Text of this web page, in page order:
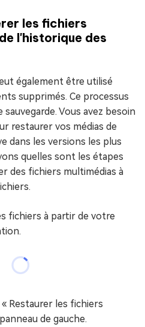
les fichiers
l'historique des
également être utilisé
supprimés. Ce processus
Vous avez besoin
restaurer vos médias de
dans les versions les plus
quelles sont les étapes
des fichiers multimédias à
fichiers à partir de votre
Restaurer les fichiers
de gauche.